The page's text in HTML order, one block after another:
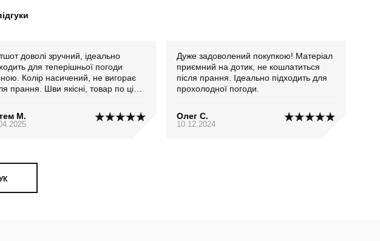
зручний, ідеально
для теперішньої погоди
Колір насичений, не вигорає
прання. Шви якісні, товар по ціні
М.
Дуже задоволений покупкою! Матеріал
приємний на дотик, не кошлатиться
після прання. Ідеально підходить для
прохолодної погоди.
Олег С.
10.12.2024